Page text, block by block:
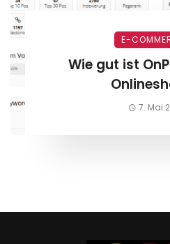
E-
Wie gut ist
7. Mai